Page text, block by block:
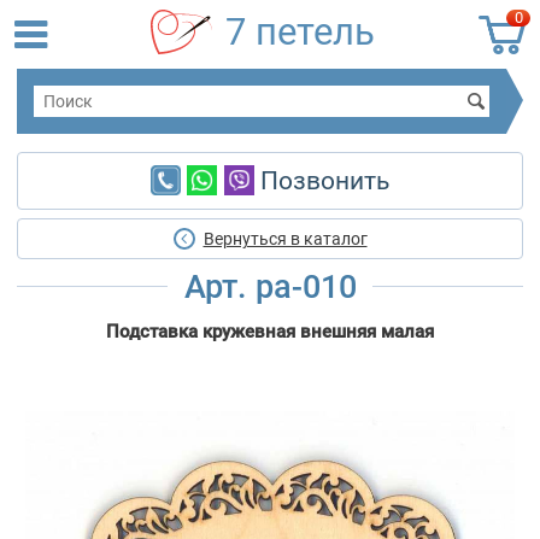
0
7 петель
Позвонить
Вернуться в каталог
Арт. ра-010
Подставка кружевная внешняя малая